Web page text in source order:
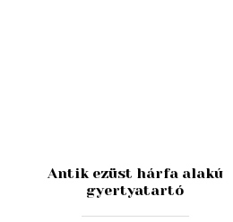
Antik ezüst hárfa alakú
gyertyatartó